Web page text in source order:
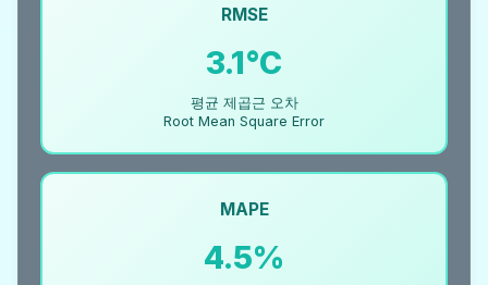
RMSE
3.1°C
평균 제곱근 오차
Root Mean Square Error
MAPE
4.5%